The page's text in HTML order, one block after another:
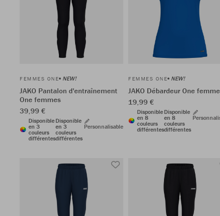
FEMMES ONE NEW!
JAKO Pantalon d'entraînement
One femmes
39,99 €
Disponible
en 3
couleurs
différentes
Disponible
en 3
couleurs
différentes
Personnalisable
FEMMES ONE NEW!
JAKO Débardeur One
19,99 €
Disponible
en 8
couleurs
différentes
Disponible
en 8
couleurs
différentes